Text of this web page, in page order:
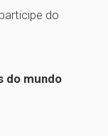
do
do mundo